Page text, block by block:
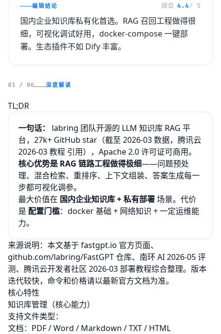
编辑结论 综合 4.4/ 5
国内企业知识库私有化首选。RAG 召回工程做得很
细，可视化调试好用，docker-compose 一键部
署。生态插件不如 Dify 丰富。
01 / 06 深度解读
TL;DR
一句话：
labring 团队开源的 LLM 知识库 RAG 平
台，27k+ GitHub star（截至 2026-03 数据， 腾讯云
2026-03 教程 引用），Apache 2.0 许可证可商用。
核心优势是 RAG 链路工程做得极细——问题预处
理、混合检索、重排序、上下文组装、答案生成每一
步都可视化调参。
最大价值在 国内企业知识库 + 私有部署场景。代价
是 配置门槛：docker 基础 + 网络知识 + 一定运维能
力。
来源说明：本文基于 fastgpt.io 官方页面、
github.com/labring/FastGPT 仓库、 南环 AI 2026-05 评
测、腾讯云开发者社区 2026-03 部署教程综合整理。版本
迭代较快，命令和价格请以最新官方文档为准。
核心特性
知识库管理（核心能力）
支持文件类型：
文档：PDF / Word / Markdown / TXT / HTML